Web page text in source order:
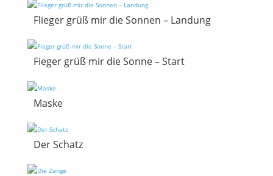
Flieger grüß mir die Sonnen – Landung
Fieger grüß mir die Sonne – Start
Maske
Der Schatz